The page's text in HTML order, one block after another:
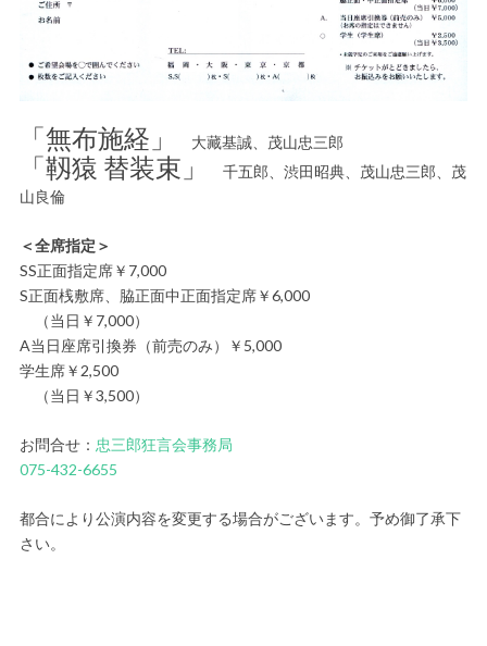
「無布施経」 大藏基誠、茂山忠三郎
「靱猿 替装束」
千五郎、渋田昭典、茂山忠三郎、茂
山良倫
＜全席指定＞
SS正面指定席￥7,000
S正面桟敷席、脇正面中正面指定席￥6,000
（当日￥7,000）
A当日座席引換券（前売のみ）￥5,000
学生席￥2,500
（当日￥3,500）
お問合せ： 忠三郎狂言会事務局
075-432-6655
都合により公演内容を変更する場合がございます。予め御了承下
さい。